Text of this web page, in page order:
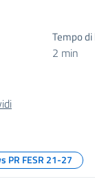
Tempo
2 min
PR FESR 21-27